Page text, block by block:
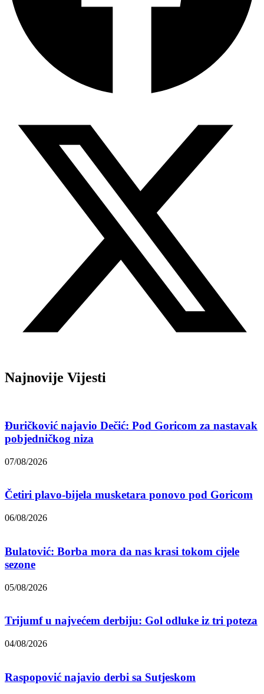
Najnovije Vijesti
Đuričković najavio Dečić: Pod Goricom za nastavak
pobjedničkog niza
07/08/2026
Četiri plavo-bijela musketara ponovo pod Goricom
06/08/2026
Bulatović: Borba mora da nas krasi tokom cijele
sezone
05/08/2026
Trijumf u najvećem derbiju: Gol odluke iz tri poteza
04/08/2026
Raspopović najavio derbi sa Sutjeskom